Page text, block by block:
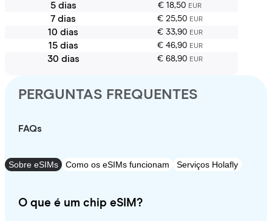
5 dias € 18,50 EUR
7 dias € 25,50 EUR
10 dias € 33,90 EUR
15 dias € 46,90 EUR
30 dias € 68,90 EUR
PERGUNTAS FREQUENTES
FAQs
Sobre eSIMs Como os eSIMs funcionam Serviços Holafly
O que é um chip eSIM?